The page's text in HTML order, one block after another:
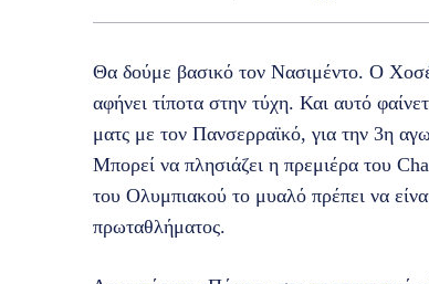
Θα δούμε βασικό τον Νασιμέντο. Ο Χοσέ
αφήνει τίποτα στην τύχη. Και αυτό
ματς με τον Πανσερραϊκό, για την 3η
Μπορεί να πλησιάζει η πρεμιέρα του
του Ολυμπιακού το μυαλό πρέπει να
πρωταθλήματος.